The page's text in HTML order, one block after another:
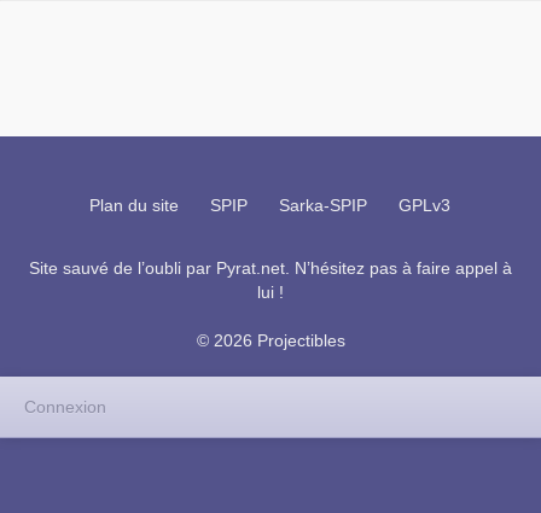
Plan du site SPIP Sarka-SPIP GPLv3
Site sauvé de l’oubli par Pyrat.net . N’hésitez pas à faire appel à
lui !
© 2026 Projectibles
Connexion